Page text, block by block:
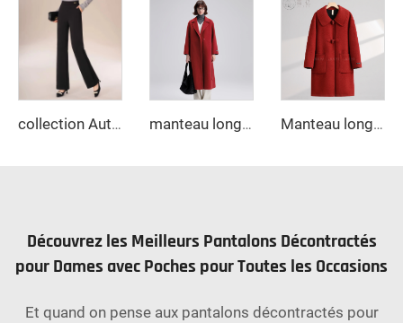
collection Automne-Hiver 2025 - Nouveaux Pantalons Décontractés Amples Droits à Taille Haute en Taille - Design Slim Fit avec Motif Uni manteau long en cachemire élégant ceinturé Nouvelle collection printemps 2025 Col rabattu ample Manteau en laine coréenne à motif ondulé style coréen pour femmes Manteau long classique en laine double face pour femmes Manteau d'hiver chaud à simple boutonnage Col rabattu avec fermeture par ceinture en cachemire à capuche
Découvrez les Meilleurs Pantalons Décontractés
pour Dames avec Poches pour Toutes les Occasions
Et quand on pense aux pantalons décontractés pour